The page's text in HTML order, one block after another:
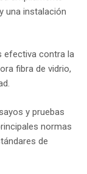
una instalación
efectiva contra la
fibra de vidrio,
y pruebas
normas
de